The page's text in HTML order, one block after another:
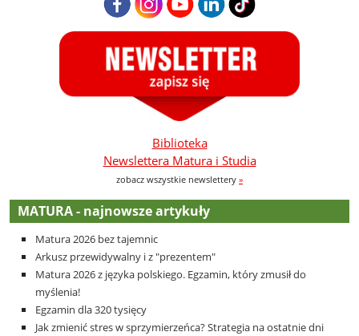
Biblioteka
Newslettera Matura i Studia
zobacz wszystkie newslettery »
MATURA - najnowsze artykuły
Matura 2026 bez tajemnic
Arkusz przewidywalny i z "prezentem"
Matura 2026 z języka polskiego. Egzamin, który zmusił do
myślenia!
Egzamin dla 320 tysięcy
Jak zmienić stres w sprzymierzeńca? Strategia na ostatnie dni